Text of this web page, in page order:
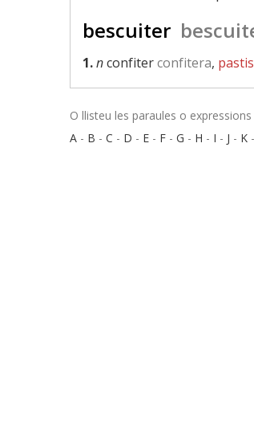
bescuiter
1.nconfiterconfitera,
O llisteu les paraules o
A - B - C - D - E - F - G - H - I - J - K -